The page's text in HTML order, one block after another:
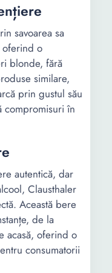
savoarea sa
oferind o
blonde, fără
similare,
prin gustul său
compromisuri în
autentică, dar
Clausthaler
Această bere
de la
acasă, oferind o
consumatorii